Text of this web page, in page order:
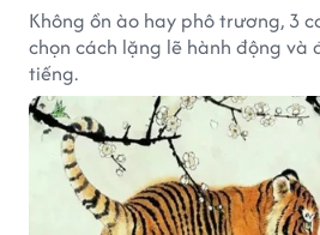
Không ồn ào hay phô trương, 3
chọn cách lặng lẽ hành động và
tiếng.